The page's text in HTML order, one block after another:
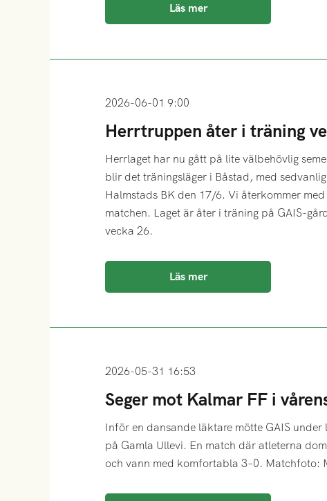
Läs mer
2026-06-01 9:00
Herrtruppen åter i träning
Herrlaget har nu gått på lite välbehövlig
blir det träningsläger i Båstad, med
Halmstads BK den 17/6. Vi återkommer
matchen. Laget är åter i träning på GAIS-
vecka 26.
Läs mer
2026-05-31 16:53
Seger mot Kalmar FF i
Inför en dansande läktare mötte GAIS
på Gamla Ullevi. En match där atleterna
och vann med komfortabla 3–0. Matchfoto: